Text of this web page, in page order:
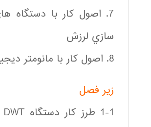
7. اصول كار با دستگاه
سازي لرزش
8. اصول كار با مانومتر ديجيتال
زير فصل